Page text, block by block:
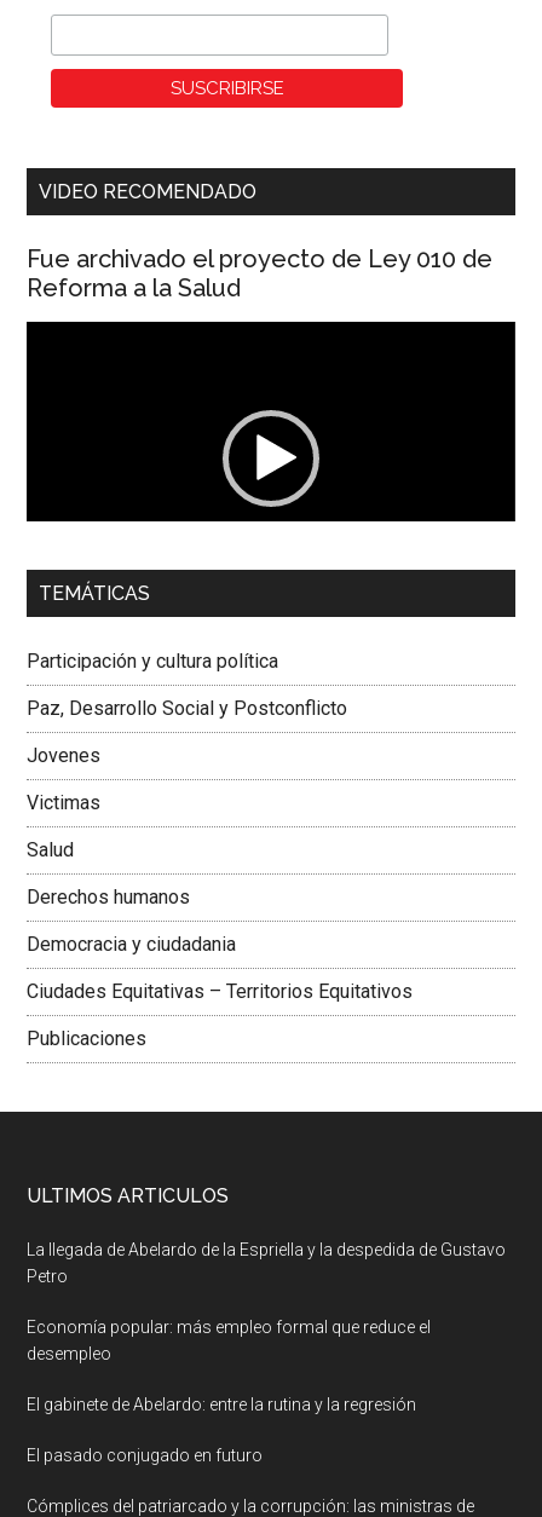
VIDEO RECOMENDADO
Fue archivado el proyecto de Ley 010 de
Reforma a la Salud
00:00 01:04
Dra. Carolina Corcho Mejía,Presidenta Corporación
Colombiana
TEMÁTICAS
Participación y cultura política
Paz, Desarrollo Social y Postconflicto
Jovenes
Victimas
Salud
Derechos humanos
Democracia y ciudadania
Ciudades Equitativas – Territorios Equitativos
Publicaciones
ULTIMOS ARTICULOS
La llegada de Abelardo de la Espriella y la despedida de Gustavo
Petro
Economía popular: más empleo formal que reduce el
desempleo
El gabinete de Abelardo: entre la rutina y la regresión
El pasado conjugado en futuro
Cómplices del patriarcado y la corrupción: las ministras de